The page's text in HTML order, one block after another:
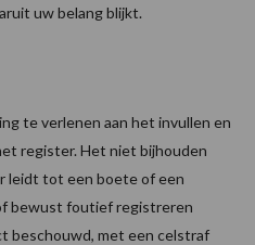
uw belang blijkt.
te verlenen aan het invullen en
register. Het niet bijhouden
leidt tot een boete of een
bewust foutief registreren
beschouwd, met een celstraf